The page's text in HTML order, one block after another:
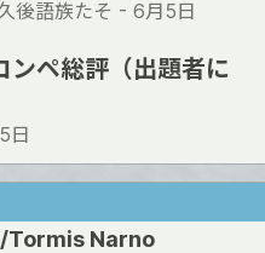
後語族たそ - 6月5日
ンペ総評（出題者に
日
Tormis Narno